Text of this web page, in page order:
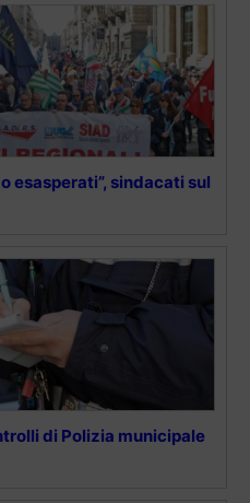
esasperati”, sindacati sul
di Polizia municipale